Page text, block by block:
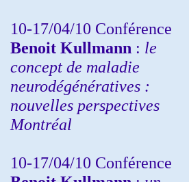
10-17/04/10 Conférence
Benoit Kullmann : le
concept de maladie
neurodégénératives :
nouvelles perspectives
Montréal
10-17/04/10 Conférence